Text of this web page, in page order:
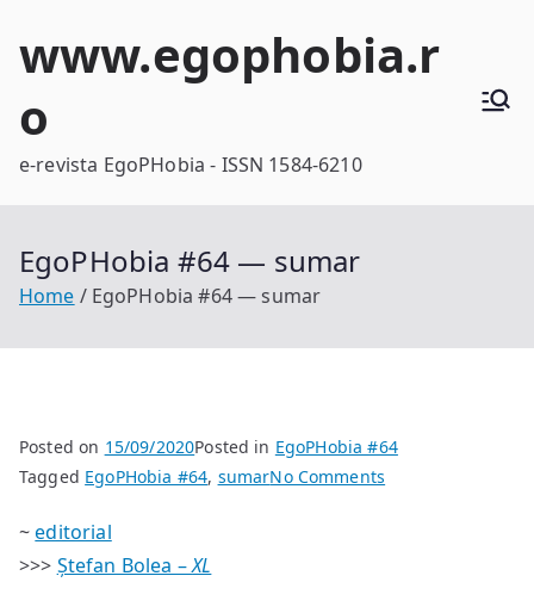
www.egophobia.r
o
e-revista EgoPHobia - ISSN 1584-6210
EgoPHobia #64 — sumar
Home EgoPHobia #64 — sumar
Posted on 15/09/2020Posted in EgoPHobia #64
Tagged EgoPHobia #64, sumarNo Comments
~editorial
>>> Ștefan Bolea –XL